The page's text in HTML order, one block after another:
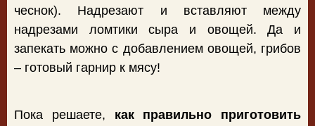
чеснок). Надрезают и вставляют между
надрезами ломтики сыра и овощей. Да и
запекать можно с добавлением овощей, грибов
– готовый гарнир к мясу!
Пока решаете, как правильно приготовить